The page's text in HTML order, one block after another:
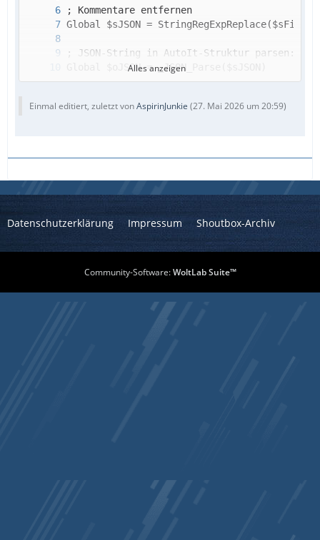
MsgBox(0,"HttpsDefaultCert",
Alles anzeigen
Einmal editiert, zuletzt vonAspirinJunkie (27. Mai 2026 um 20:59)
Datenschutzerklärung Impressum Shoutbox-Archiv
Community-Software:WoltLab Suite™